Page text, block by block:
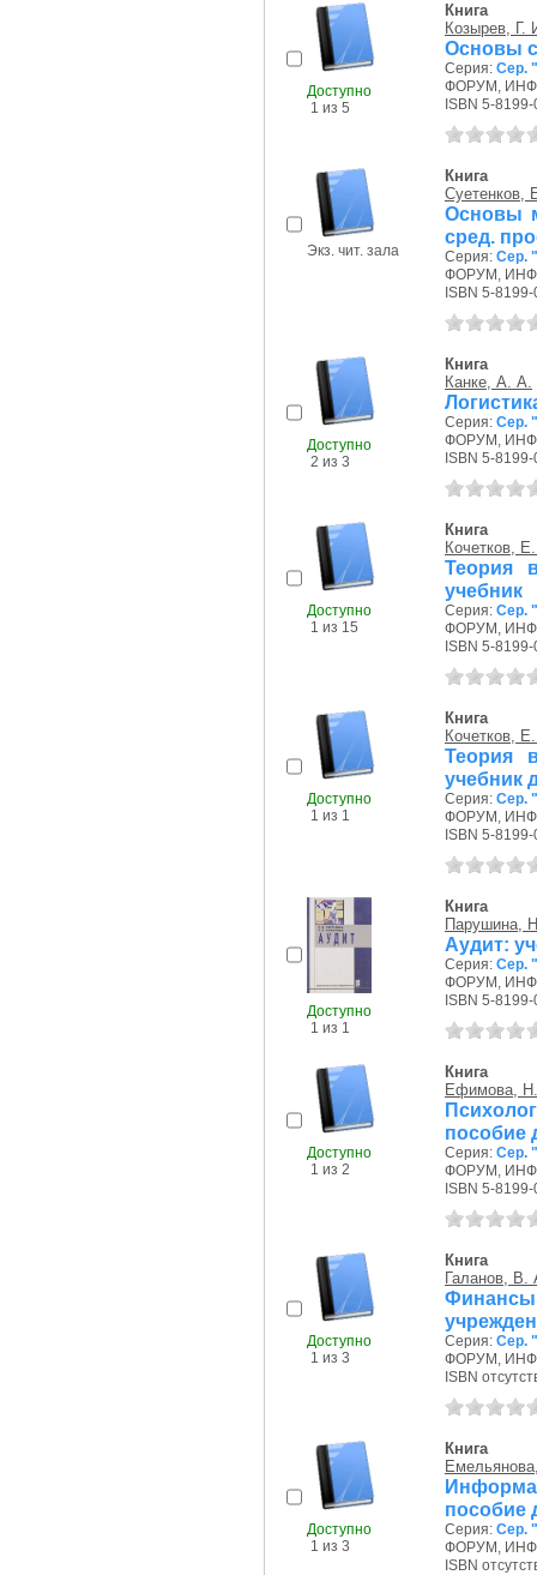
Доступно
1 из 5
Книга
Козырев, Г.
Основы
Серия: Сер.
ФОРУМ,
ISBN 5-
Экз. чит. зала
Книга
Суетенков,
Основы
сред.
Серия: Сер.
ФОРУМ,
ISBN 5-
Доступно
2 из 3
Книга
Канке, А. А.
Серия: Сер.
ФОРУМ,
ISBN 5-
Доступно
1 из 15
Книга
Кочетков,
Теория
учебник
Серия: Сер.
ФОРУМ,
ISBN 5-
Доступно
1 из 1
Книга
Кочетков,
Теория
учебник
Серия: Сер.
ФОРУМ,
ISBN 5-
Доступно
1 из 1
Книга
Парушина,
Аудит:
Серия: Сер.
ФОРУМ,
ISBN 5-
Доступно
1 из 2
Книга
Ефимова,
пособие
Серия: Сер.
ФОРУМ,
ISBN 5-
Доступно
1 из 3
Книга
Галанов, В.
Серия: Сер.
ФОРУМ,
ISBN
Доступно
1 из 3
Книга
пособие
Серия: Сер.
ФОРУМ,
ISBN